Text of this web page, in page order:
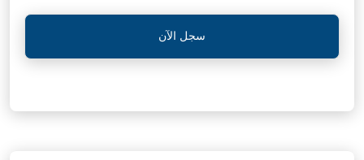
سجل الآن